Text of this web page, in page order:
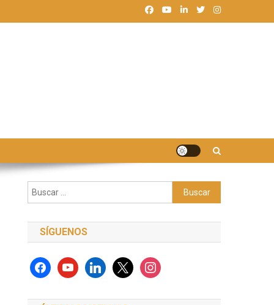
Buscar:
SÍGUENOS
facebookyoutubelinkedinx instagram